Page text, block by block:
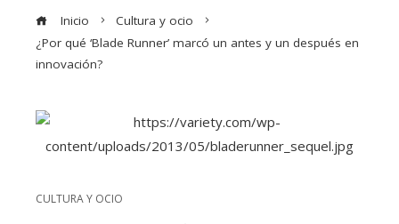
Inicio
Cultura y ocio
¿Por qué ‘Blade Runner’ marcó un antes y un después en
innovación?
CULTURA Y OCIO